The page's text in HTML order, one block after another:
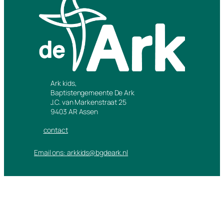
Ark kids,
Baptistengemeente De Ark
J.C. van Markenstraat 25
9403 AR Assen
contact
Email ons: arkkids@bgdeark.nl